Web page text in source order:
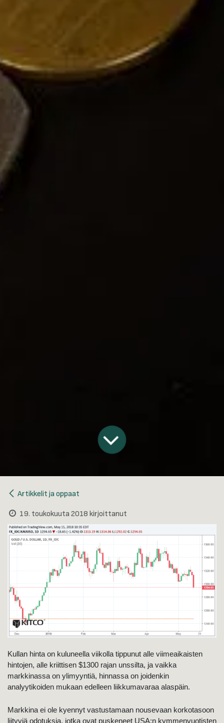
Artikkelit ja oppaat
19. toukokuuta 2018 kirjoittanut
Kullan hinta on kuluneella viikolla tippunut alle viimeaikaisten
hintojen, alle kriittisen $1300 rajan unssilta, ja vaikka
markkinassa on ylimyyntiä, hinnassa on joidenkin
analyytikoiden mukaan edelleen liikkumavaraa alaspäin.
Markkina ei ole kyennyt vastustamaan nousevaan korkotasoon
liityviä odotuksia, jotka ovat puskeneet USA:n kymmenvuotisten